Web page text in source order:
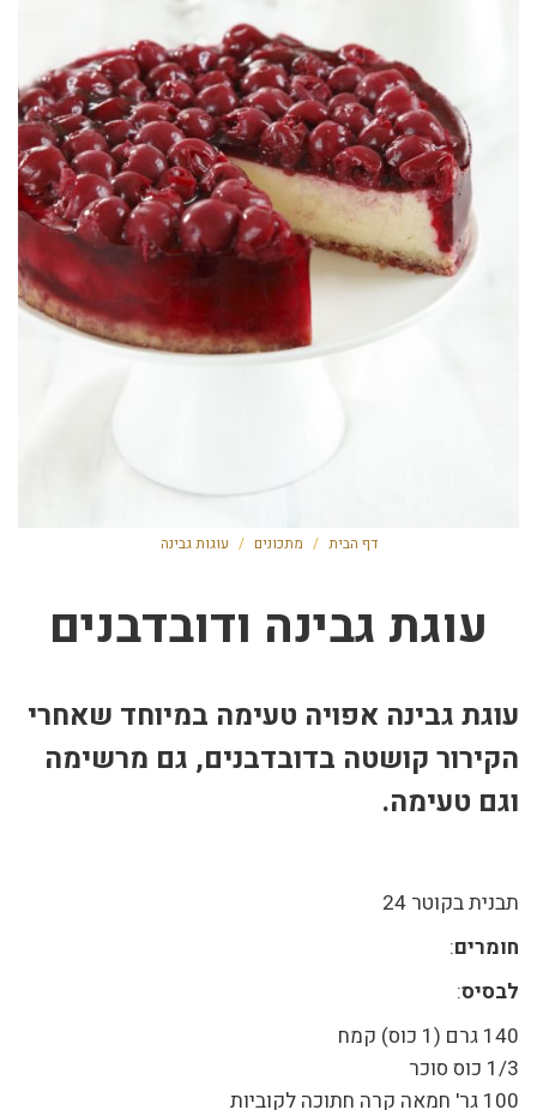
דף הבית / מתכונים / עוגות גבינה
עוגת גבינה ודובדבנים
עוגת גבינה אפויה טעימה במיוחד שאחרי
הקירור קושטה בדובדבנים, גם מרשימה
וגם טעימה.
תבנית בקוטר 24
חומרים:
לבסיס:
140 גרם (1 כוס) קמח
1/3 כוס סוכר
100 גר' חמאה קרה חתוכה לקוביות